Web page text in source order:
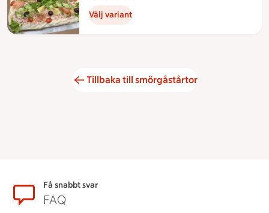
Välj variant
Tillbaka till smörgåstårtor
SidfotFå snabbt svar
FAQ